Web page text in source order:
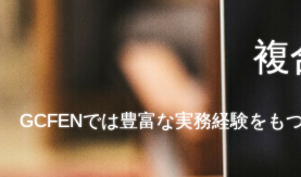
複
GCFENでは豊富な実務経験をも